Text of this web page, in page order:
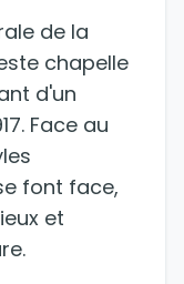
de la
chapelle
d'un
Face au
font face,
et